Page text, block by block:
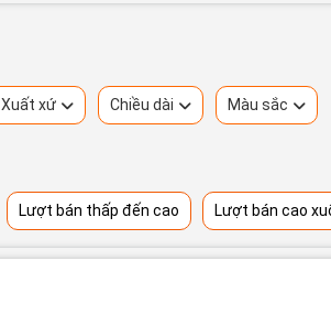
Xuất xứ Chiều dài Màu sắc
Lượt bán thấp đến cao Lượt bán cao